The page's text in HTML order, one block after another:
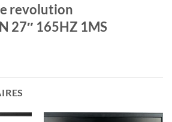
revolution
27″ 165HZ 1MS